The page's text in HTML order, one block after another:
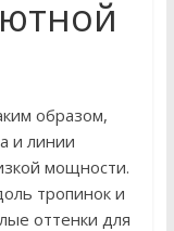
образом,
и линии
мощности.
тропинок и
оттенки для